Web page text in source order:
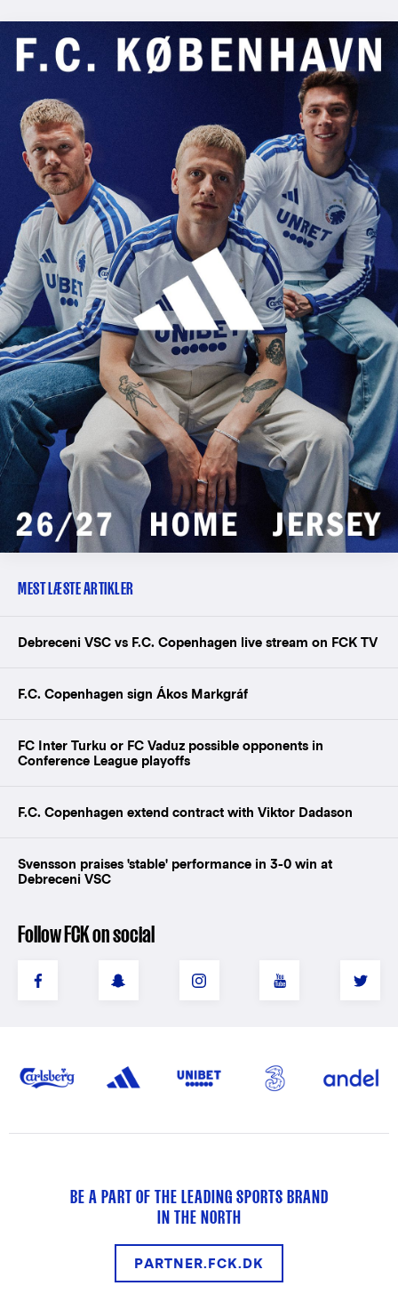
MEST LÆSTE ARTIKLER
Debreceni VSC vs F.C. Copenhagen live stream on FCK TV
F.C. Copenhagen sign Ákos Markgráf
FC Inter Turku or FC Vaduz possible opponents in
Conference League playoffs
F.C. Copenhagen extend contract with Viktor Dadason
Svensson praises 'stable' performance in 3-0 win at
Debreceni VSC
Follow FCK on social
BE A PART OF THE LEADING SPORTS BRAND
IN THE NORTH
PARTNER.FCK.DK